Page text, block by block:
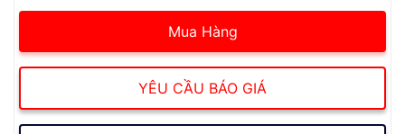
Mua Hàng
YÊU CẦU BÁO GIÁ